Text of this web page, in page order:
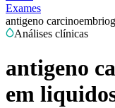
Exames
antigeno
Análises clínicas
antigeno
em